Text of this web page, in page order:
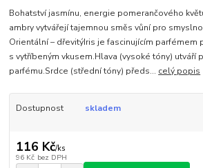
Bohatství jasmínu, energie pomerančového
ambry vytvářejí tajemnou směs vůní pro
Orientální – dřevitýIris je fascinujícím parfémem
s vytříbeným vkusem.Hlava (vysoké tóny) utváří
parfému.Srdce (střední tóny) předs... celý popis
Dostupnost skladem
116 Kč/ks
96 Kč bez DPH